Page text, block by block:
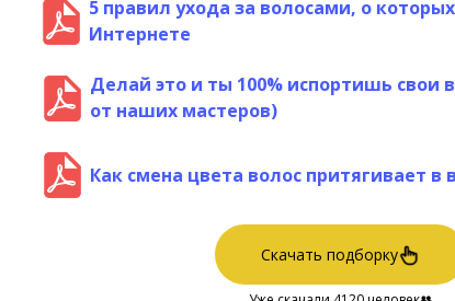
Как смена цвета волос притягивает
Делай это и ты 100% испортишь свои
от наших мастеров)
5 правил ухода за волосами, о
Интернете
Скачать подборку